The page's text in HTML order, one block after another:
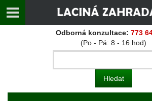
Odborná konzultace: 773
(Po - Pá: 8 - 16 hod)